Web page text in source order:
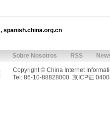
, spanish.china.org.cn